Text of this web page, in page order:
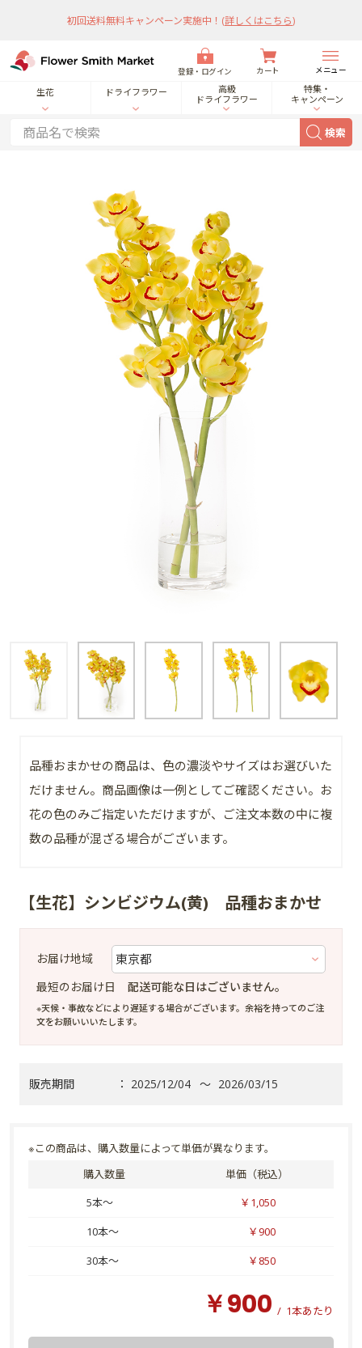
初回送料無料キャンペーン実施中！ (詳しくはこちら)
登録・ログイン カート メニュー
生花 ドライフラワー
高級
ドライフラワー
特集・
キャンペーン
検索
【生花】シンビジウム(黄) 品種おまかせ
お届け地域
最短のお届け日
配送可能な日はございません。
※天候・事故などにより遅延する場合がございます。余裕を持ってのご注
文をお願いいいたします。
品種おまかせの商品は、色の濃淡やサイズはお選びいた
だけません。商品画像は一例としてご確認ください。お
花の色のみご指定いただけますが、ご注文本数の中に複
数の品種が混ざる場合がございます。
販売期間 ： 2025/12/04 ～ 2026/03/15
※この商品は、購入数量によって単価が異なります。
購入数量
単価（税込）
5本～
￥1,050
10本～
￥900
30本～
￥850
￥900 / 1本あたり